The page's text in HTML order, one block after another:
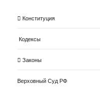
Конституция
Кодексы
Законы
Верховный Суд РФ